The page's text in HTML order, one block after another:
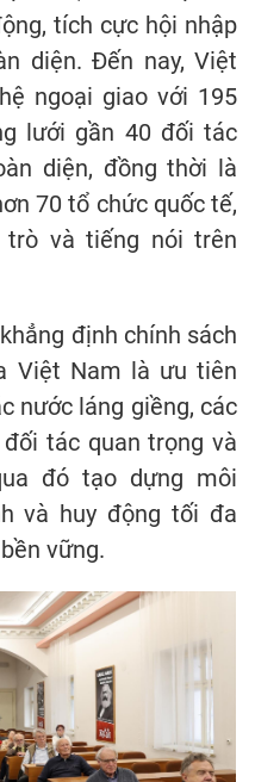
tích cực hội nhập
diện. Đến nay, Việt
ngoại giao với 195
lưới gần 40 đối tác
diện, đồng thời là
70 tổ chức quốc tế,
trò và tiếng nói trên
định chính sách
Việt Nam là ưu tiên
nước láng giềng, các
tác quan trọng và
đó tạo dựng môi
và huy động tối đa
vững.